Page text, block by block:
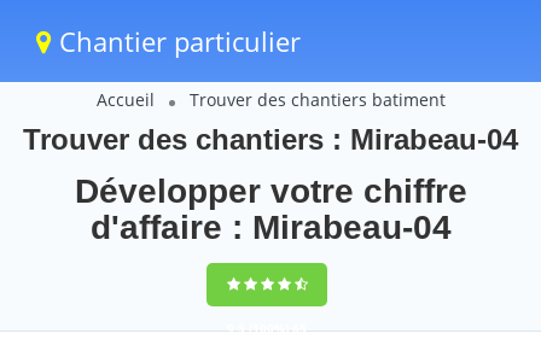
Chantier particulier
Accueil Trouver des chantiers batiment
Trouver des chantiers : Mirabeau-04
Développer votre chiffre
d'affaire : Mirabeau-04
9,5(100%)65